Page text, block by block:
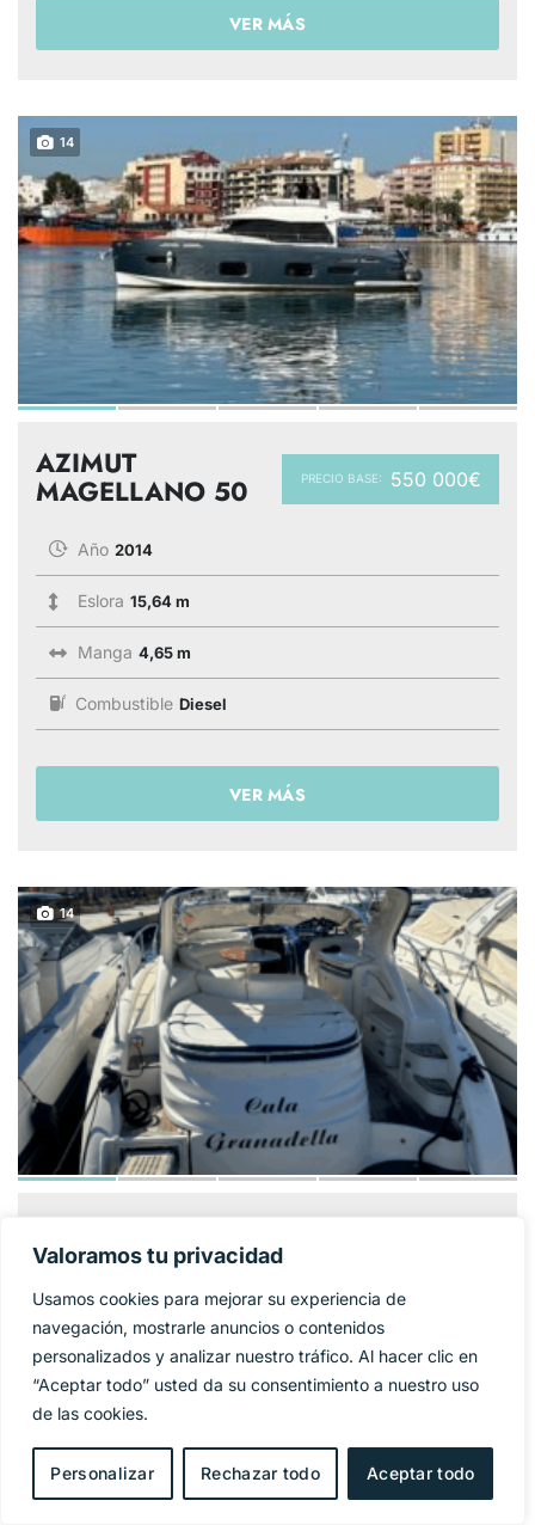
Valoramos tu privacidad
Usamos cookies para mejorar su experiencia de
navegación, mostrarle anuncios o contenidos
personalizados y analizar nuestro tráfico. Al hacer clic en
“Aceptar todo” usted da su consentimiento a nuestro uso
de las cookies.
Personalizar Rechazar todo Aceptar todo
VER MÁS
14
PRECIO BASE: 550 000€
AZIMUT
MAGELLANO 50
Año 2014
Eslora 15,64 m
Manga 4,65 m
Combustible Diesel
VER MÁS
14
42
Año 2005
11,95 m
Manga 4 m
Combustible Diesel